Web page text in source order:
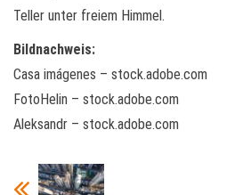
Teller unter freiem Himmel.
Bildnachweis:
Casa imágenes – stock.adobe.com
FotoHelin – stock.adobe.com
Aleksandr – stock.adobe.com